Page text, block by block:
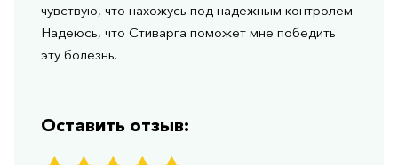
чувствую, что нахожусь под надежным контролем.
Надеюсь, что Стиварга поможет мне победить
эту болезнь.
Оставить отзыв: